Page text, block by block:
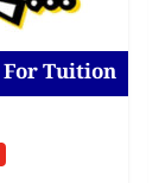
For Tuition